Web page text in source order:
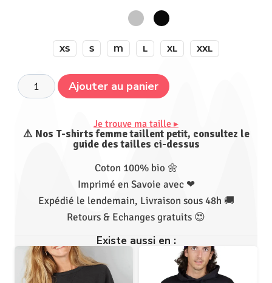
XS S M L XL XXL
Ajouter au panier
Je trouve ma taille ▸
⚠️ Nos T-shirts femme taillent petit, consultez le
guide des tailles ci-dessus
Coton 100% bio 🌼
Imprimé en Savoie avec ❤
Expédié le lendemain, Livraison sous 48h 🚚
Retours & Echanges gratuits 😍
Existe aussi en :